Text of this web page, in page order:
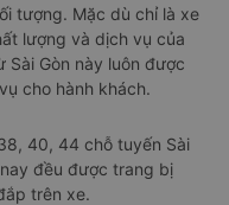
tượng. Mặc dù chỉ là xe
lượng và dịch vụ của
Sài Gòn này luôn được
cho hành khách.
40, 44 chỗ tuyến Sài
đều được trang bị
trên xe.